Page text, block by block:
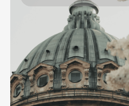
Балтийский вокзал: 15 мин.пешком
м. Сенная, м. Адмиралтейская,
м.Технологический ин-т,
м.Фрунзенская
до метро: 5 – 10 мин. пешком
Рядом: Медный всадник,
Мариинский театр, Исаакиевский
собор
Гостевые дома / квартиры
Московский район